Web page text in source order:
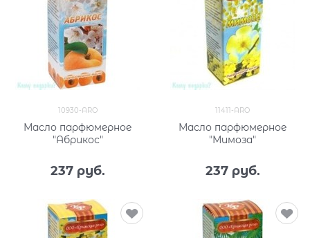
10930-ARO
Масло парфюмерное
"Абрикос"
237 руб.
11411-ARO
Масло парфюмерное
"Мимоза"
237 руб.